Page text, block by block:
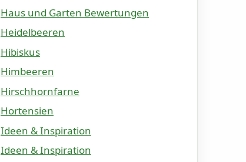
Haus und Garten Bewertungen
Heidelbeeren
Hibiskus
Himbeeren
Hirschhornfarne
Hortensien
Ideen & Inspiration
Ideen & Inspiration